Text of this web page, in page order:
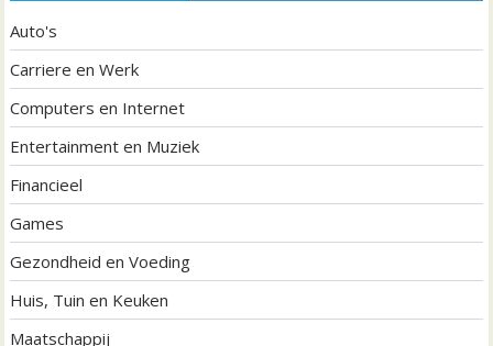
e
Auto's
Carriere en Werk
Computers en Internet
Entertainment en Muziek
Financieel
Games
Gezondheid en Voeding
Huis, Tuin en Keuken
Maatschappij